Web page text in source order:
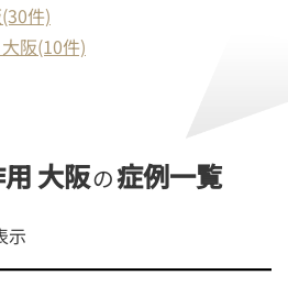
件)
阪(10件)
大阪の症例一覧
示